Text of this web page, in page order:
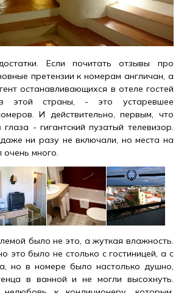
Если почитать отзывы про
претензии к номерам англичан, а
останавливающихся в отеле гостей
этой страны, - это устаревшее
И действительно, первым, что
- гигантский пузатый телевизор.
ни разу не включали, но места на
очень много.
было не это, а жуткая влажность.
это было не столько с гостиницей, а с
но в номере было настолько душно,
в ванной и не могли высохнуть.